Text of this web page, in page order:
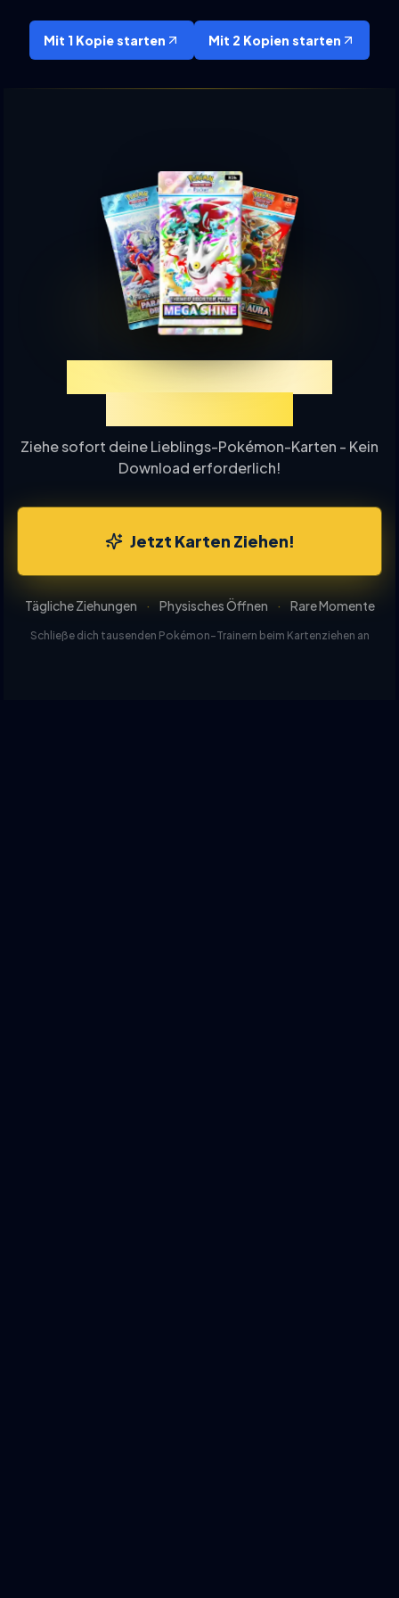
Mit 1 Kopie starten Mit 2 Kopien starten
Erlebe TCGP Karten-
Ziehe sofort deine Lieblings-Pokémon-Karten - Kein
Download erforderlich!
Jetzt Karten Ziehen!
Tägliche Ziehungen · Physisches Öffnen · Rare Momente
Schließe dich tausenden Pokémon-Trainern beim Kartenziehen an